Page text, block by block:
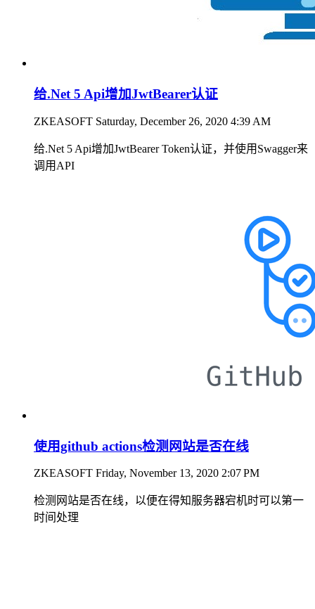
给.Net 5 Api增加JwtBearer认证
ZKEASOFT Saturday, December 26, 2020 4:39 AM
给.Net 5 Api增加JwtBearer Token认证，并使用Swagger来
调用API
使用github actions检测网站是否在线
ZKEASOFT Friday, November 13, 2020 2:07 PM
检测网站是否在线，以便在得知服务器宕机时可以第一
时间处理